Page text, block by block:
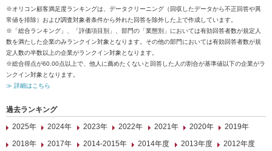
※オリコン顧客満足度ランキングは、データクリーニング（回収したデータから不正回答や異
常値を排除）および調査対象者条件から外れた回答を除外した上で作成しています。
※「総合ランキング」、「評価項目別」、部門の「業態別」においては有効回答者数が規定人
数を満たした企業のみランクイン対象となります。その他の部門においては有効回答者数が規
定人数の半数以上の企業がランクイン対象となります。
※総合得点が60.00点以上で、他人に薦めたくないと回答した人の割合が基準値以下の企業がラ
ンクイン対象となります。
≫ 詳細はこちら
過去ランキング
2025年
2024年 2023年 2022年 2021年 2020年
2019年
2018年
2017年 2014-2015年 2014年度 2013年度
2012年度